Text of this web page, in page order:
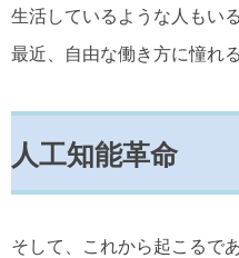
生活しているような人もいる
最近、自由な働き方に憧れる
人工知能革命
そして、これから起こるで